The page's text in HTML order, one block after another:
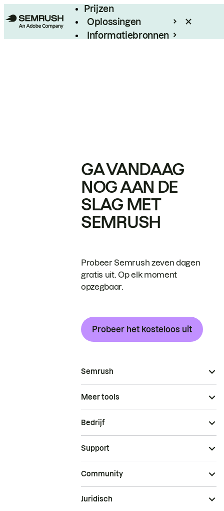
Prijzen
Oplossingen
Informatiebronnen
GA VANDAAG
NOG AAN DE
SLAG MET
SEMRUSH
Probeer Semrush zeven dagen
gratis uit. Op elk moment
opzegbaar.
Probeer het kosteloos uit
Semrush
Meer tools
Bedrijf
Support
Community
Juridisch